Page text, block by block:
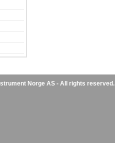
Norge AS - All rights reserved.